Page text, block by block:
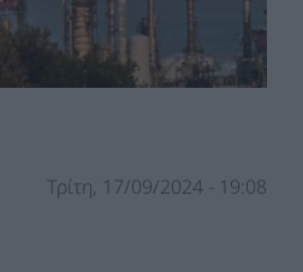
Τρίτη, 17/09/2024 - 19:08